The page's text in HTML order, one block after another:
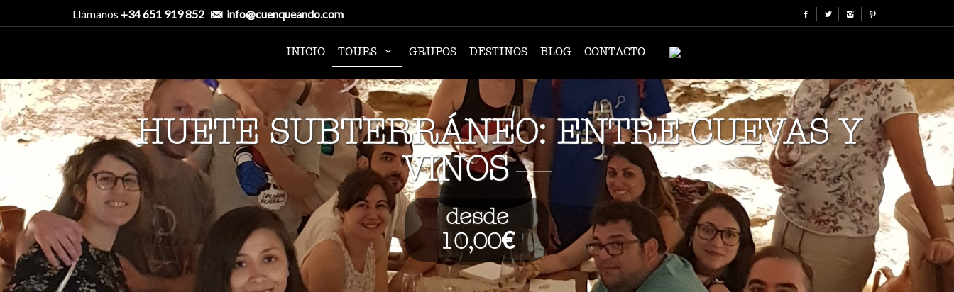
Llámanos +34 651 919 852 info@cuenqueando.com
INICIO TOURS GRUPOS DESTINOS BLOG CONTACTO
HUETE SUBTERRÁNEO: ENTRE CUEVAS Y
VINOS
desde
10,00€